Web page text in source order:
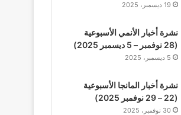
19 ديسمبر، 2025
نشرة أخبار الأنمي الأسبوعية
(28 نوفمبر – 5 ديسمبر 2025)
5 ديسمبر، 2025
نشرة أخبار المانجا الأسبوعية
(22 – 29 نوفمبر 2025)
30 نوفمبر، 2025